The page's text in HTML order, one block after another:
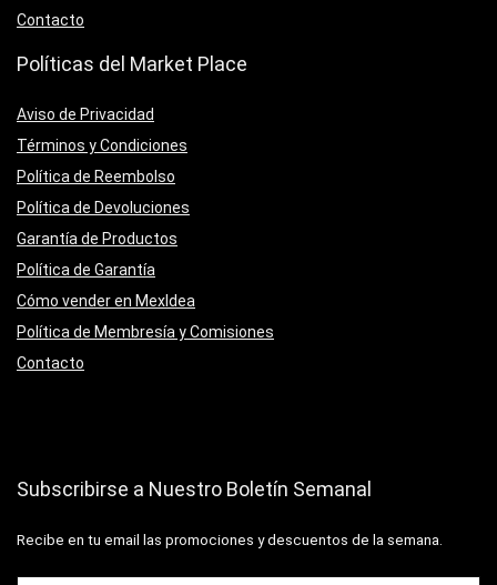
Contacto
Políticas del Market Place
Aviso de Privacidad
Términos y Condiciones
Política de Reembolso
Política de Devoluciones
Garantía de Productos
Política de Garantía
Cómo vender en MexIdea
Política de Membresía y Comisiones
Contacto
Subscribirse a Nuestro Boletín Semanal
Recibe en tu email las promociones y descuentos de la semana.